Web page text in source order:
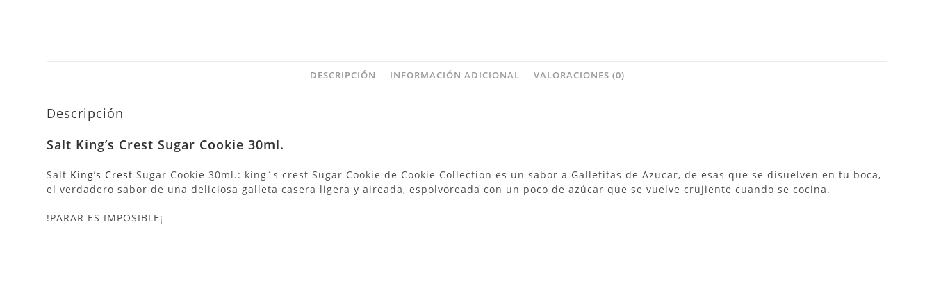
DESCRIPCIÓN INFORMACIÓN ADICIONAL VALORACIONES (0)
Descripción
Salt King’s Crest Sugar Cookie 30ml.
Salt King’s Crest Sugar Cookie 30ml.: king´s crest Sugar Cookie de Cookie Collection es un sabor a Galletitas de Azucar, de esas que se disuelven en tu boca,
el verdadero sabor de una deliciosa galleta casera ligera y aireada, espolvoreada con un poco de azúcar que se vuelve crujiente cuando se cocina.
!PARAR ES IMPOSIBLE¡